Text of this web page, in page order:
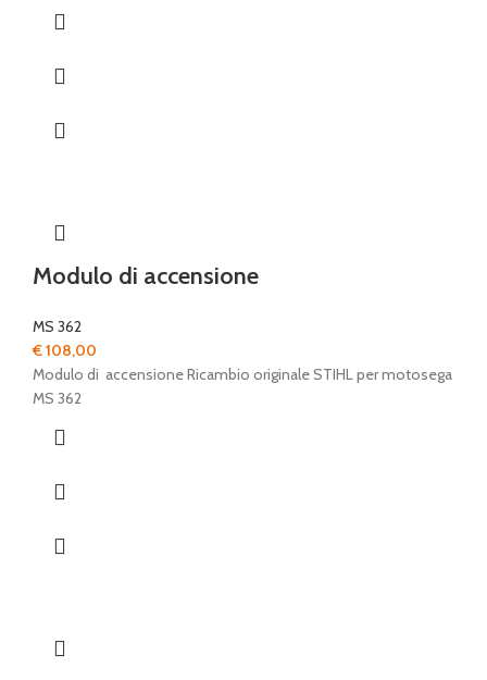
Modulo di accensione
MS 362
€108,00
Modulo di accensione Ricambio originale STIHL per motosega
MS 362